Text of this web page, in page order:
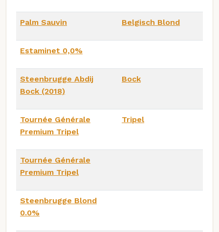
Palm Sauvin Belgisch Blond
Estaminet 0,0%
Steenbrugge Abdij
Bock (2018)
Bock
Tournée Générale
Premium Tripel
Tripel
Tournée Générale
Premium Tripel
Steenbrugge Blond
0.0%